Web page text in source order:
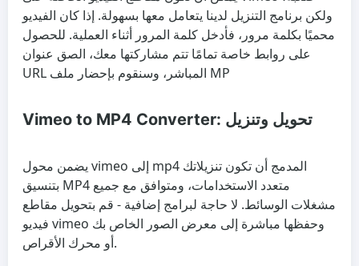
ولكن برنامج التنزيل لدينا يتعامل معها بسهولة. إذا كان الفيديو
محميًا بكلمة مرور، فأدخل كلمة المرور أثناء العملية. للحصول
على روابط خاصة تمامًا تتم مشاركتها معك، الصق عنوان
URL المباشر، وسنقوم بإحضار ملف MP
Vimeo to MP4 Converter: تحويل وتنزيل
يضمن محول vimeo إلى mp4 المدمج أن تكون تنزيلاتك
بتنسيق MP4 متعدد الاستخدامات، ومتوافق مع جميع
مشغلات الوسائط. لا حاجة لبرامج إضافية - قم بتحويل مقاطع
فيديو vimeo وحفظها مباشرة إلى معرض الصور الخاص بك
أو محرك الأقراص.